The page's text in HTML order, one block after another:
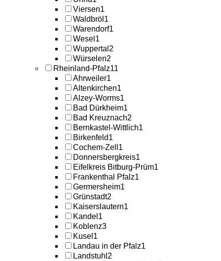
Viersen1
Waldbröl 1
Warendorf1
Wesel 1
Wuppertal 2
Würselen2
Rheinland-Pfalz11
Ahrweiler1
Altenkirchen1
Alzey-Worms1
Bad Dürkheim1
Bad Kreuznach2
Bernkastel-Wittlich1
Birkenfeld1
Cochem-Zell 1
Donnersbergkreis1
Eifelkreis Bitburg-Prüm1
Frankenthal Pfalz1
Germersheim1
Grünstadt2
Kaiserslautern1
Kandel 1
Koblenz3
Kusel 1
Landau in der Pfalz1
Landstuhl 2